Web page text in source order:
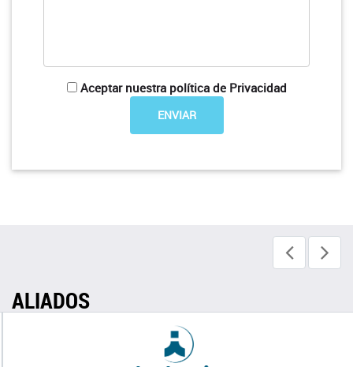
Aceptar nuestra política de Privacidad
ALIADOS